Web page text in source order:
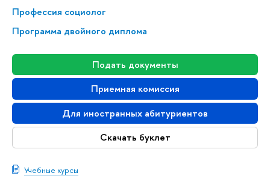
Профессия социолог
Программа двойного диплома
Подать документы
Приемная комиссия
Для иностранных абитуриентов
Скачать буклет
Учебные курсы